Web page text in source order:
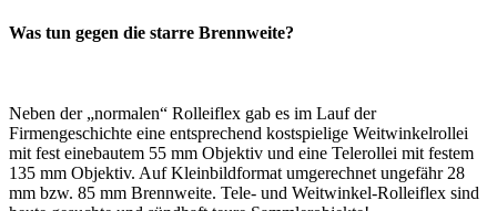
Was tun gegen die starre Brennweite?
Neben der „normalen“ Rolleiflex gab es im Lauf der
Firmengeschichte eine entsprechend kostspielige Weitwinkelrollei
mit fest einebautem 55 mm Objektiv und eine Telerollei mit festem
135 mm Objektiv. Auf Kleinbildformat umgerechnet ungefähr 28
mm bzw. 85 mm Brennweite. Tele- und Weitwinkel-Rolleiflex sind